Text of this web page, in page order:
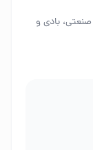
بادی و